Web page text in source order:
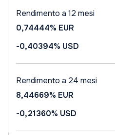
Rendimento a 12 mesi
0,74444% EUR
-0,40394% USD
Rendimento a 24 mesi
8,44669% EUR
-0,21360% USD